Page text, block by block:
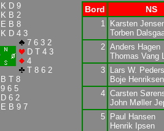
K D 9
K B 2
E B 8
K D 4 3
7 6 3 2
D T 4 3
4
T 8 6 2
B T 8
9 6 5
D 6 2
E B 9 7
Bord NS
1
Karsten
Torben
2 Anders Hagen
Thomas Vang
3
Lars W.
Boje Henriksen
4 Carsten
John Møller
5
Paul Hansen
Henrik Ipsen